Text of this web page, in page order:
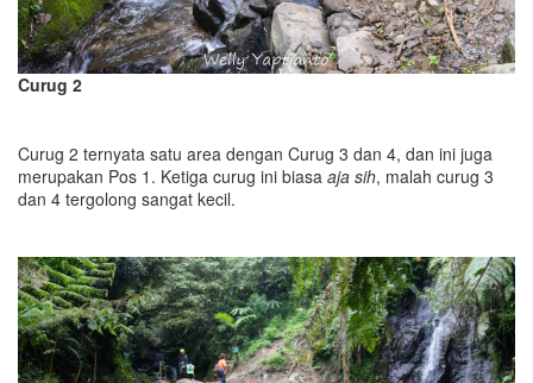
Curug 2
Curug 2 ternyata satu area dengan Curug 3 dan 4, dan ini juga
merupakan Pos 1. Ketiga curug ini biasa aja sih, malah curug 3
dan 4 tergolong sangat kecil.